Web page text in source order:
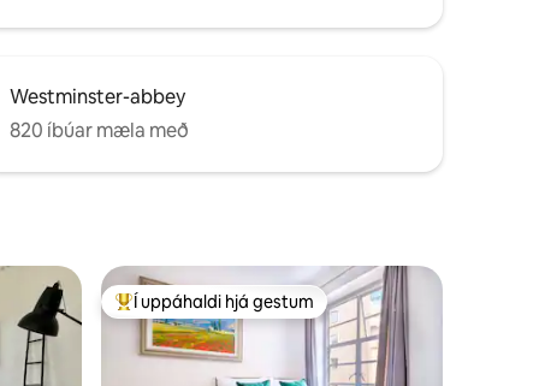
Westminster-abbey
820 íbúar mæla með
Í mestu uppáhaldi hjá gestum
Í uppáhaldi hjá gestum